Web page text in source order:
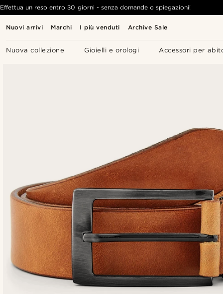
Nuovi arrivi Marchi I più venduti Archive Sale
Nuova collezione Gioielli e orologi Accessori per
Effettua un reso entro 30 giorni - senza domande o spiegazioni!